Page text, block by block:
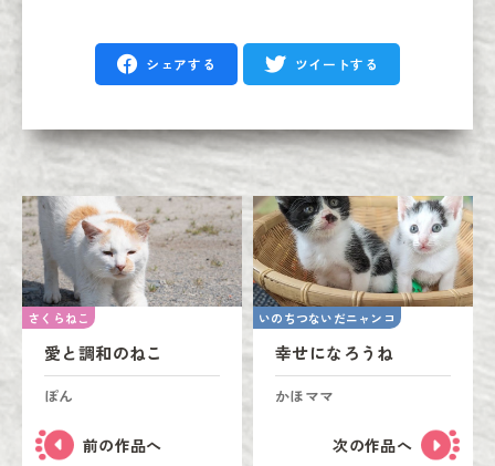
シェアする ツイートする
さくらねこ
愛と調和のねこ
ぽん
前の作品へ
いのちつないだニャンコ
幸せになろうね
かほママ
次の作品へ